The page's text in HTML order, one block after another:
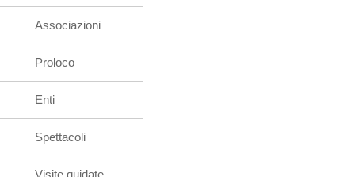
Associazioni
Proloco
Enti
Spettacoli
Visite guidate